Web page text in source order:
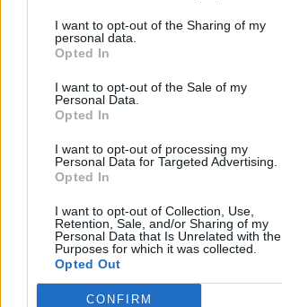
I want to opt-out of the Sharing of my
personal data.
Opted In
I want to opt-out of the Sale of my
Personal Data.
Opted In
I want to opt-out of processing my
Personal Data for Targeted Advertising.
Opted In
I want to opt-out of Collection, Use,
Retention, Sale, and/or Sharing of my
Personal Data that Is Unrelated with the
Purposes for which it was collected.
Opted Out
CONFIRM